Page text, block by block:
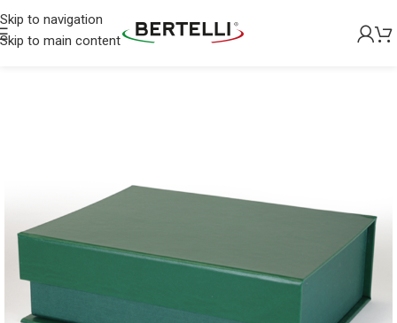
Skip to navigation
Skip to main content